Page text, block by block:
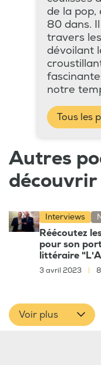
de la pop,
80 dans.
travers
dévoilant
notre
Tous les
Autres
découvrir
Interviews
Réécoutez
pour son
littéraire
3 avril 2023
Voir plus